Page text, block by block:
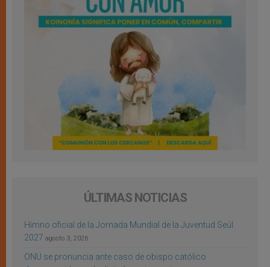
ÚLTIMAS NOTICIAS
Himno oficial de la Jornada Mundial de la Juventud Seúl
2027 agosto 3, 2026
ONU se pronuncia ante caso de obispo católico